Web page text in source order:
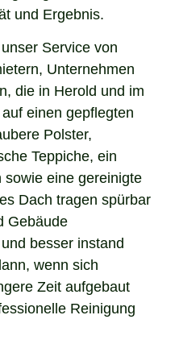
und Ergebnis.
Service von
Unternehmen
die in Herold und im
einen gepflegten
Polster,
Teppiche, ein
sowie eine gereinigte
Dach tragen spürbar
Gebäude
besser instand
wenn sich
Zeit aufgebaut
Reinigung